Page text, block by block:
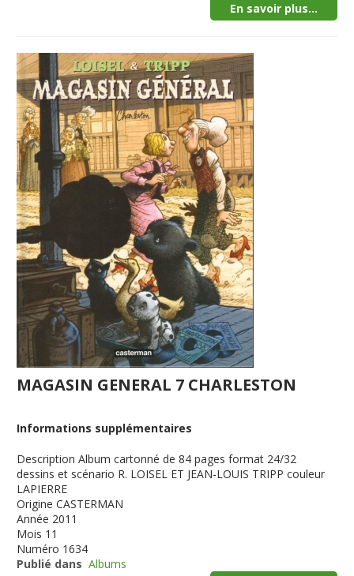
En savoir plus...
MAGASIN GENERAL 7 CHARLESTON
Informations supplémentaires
Description Album cartonné de 84 pages format 24/32
dessins et scénario R. LOISEL ET JEAN-LOUIS TRIPP couleur
LAPIERRE
Origine CASTERMAN
Année 2011
Mois 11
Numéro 1634
Publié dans Albums